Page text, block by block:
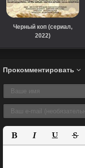
Черный коп (сериал,
2022)
Прокомментировать
Полужирный
Курсив